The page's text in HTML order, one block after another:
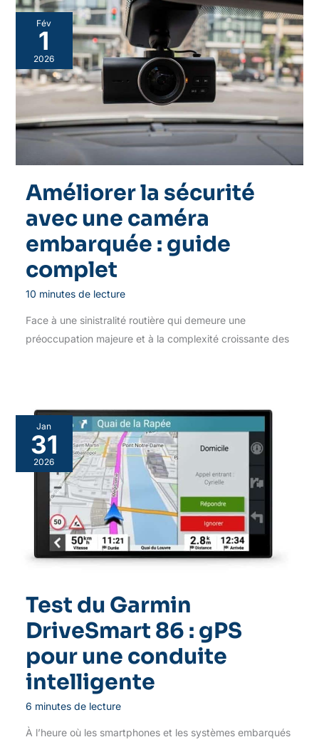
Fév
1
2026
Améliorer la sécurité
avec une caméra
embarquée : guide
complet
10 minutes de lecture
Face à une sinistralité routière qui demeure une
préoccupation majeure et à la complexité croissante des
Jan
31
2026
Test du Garmin
DriveSmart 86 : gPS
pour une conduite
intelligente
6 minutes de lecture
À l’heure où les smartphones et les systèmes embarqués